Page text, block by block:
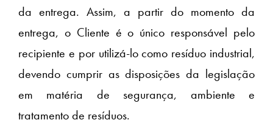
da entrega. Assim, a partir do momento da
entrega, o Cliente é o único responsável pelo
recipiente e por utilizá-lo como resíduo industrial,
devendo cumprir as disposições da legislação
em matéria de segurança, ambiente e
tratamento de resíduos.